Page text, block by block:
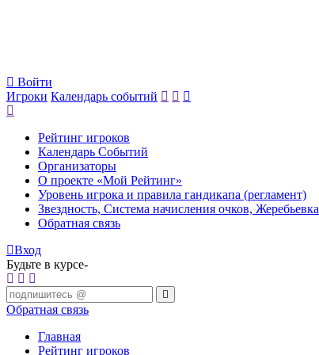
Войти
Игроки Календарь событий
Рейтинг игроков
Календарь Событий
Организаторы
О проекте «Мой Рейтинг»
Уровень игрока и правила гандикапа (регламент)
Звездность, Система начисления очков, Жеребьевка
Обратная связь
Вход
Будьте в курсе-
Обратная связь
Главная
Рейтинг игроков